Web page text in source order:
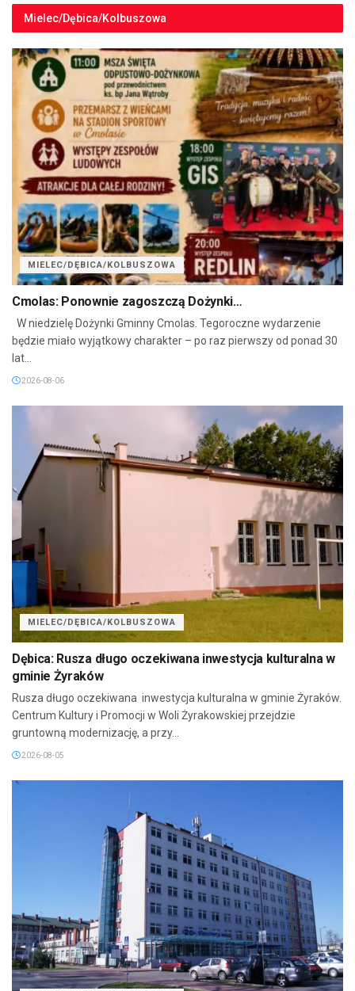
Mielec/Dębica/Kolbuszowa
MIELEC/DĘBICA/KOLBUSZOWA
Cmolas: Ponownie zagoszczą Dożynki…
W niedzielę Dożynki Gminny Cmolas. Tegoroczne wydarzenie
będzie miało wyjątkowy charakter – po raz pierwszy od ponad 30
lat...
2026-08-06
MIELEC/DĘBICA/KOLBUSZOWA
Dębica: Rusza długo oczekiwana inwestycja kulturalna w
gminie Żyraków
Rusza długo oczekiwana inwestycja kulturalna w gminie Żyraków.
Centrum Kultury i Promocji w Woli Żyrakowskiej przejdzie
gruntowną modernizację, a przy...
2026-08-05